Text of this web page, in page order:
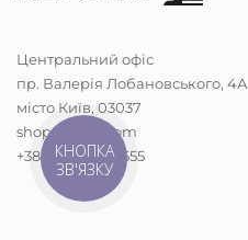
Центральний офіс
пр. Валерія Лобановського, 4А
місто Київ, 03037
shop@elfori.com
+38 (068) 298-5555
КНОПКА
ЗВ'ЯЗКУ